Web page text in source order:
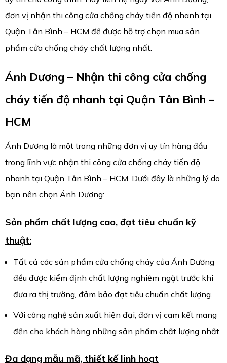
đơn vị nhận thi công cửa chống cháy tiến độ nhanh tại
Quận Tân Bình – HCM để được hỗ trợ chọn mua sản
phẩm cửa chống cháy chất lượng nhất.
Ánh Dương – Nhận thi công cửa chống
cháy tiến độ nhanh tại Quận Tân Bình –
HCM
Ánh Dương là một trong những đơn vị uy tín hàng đầu
trong lĩnh vực nhận thi công cửa chống cháy tiến độ
nhanh tại Quận Tân Bình – HCM. Dưới đây là những lý do
bạn nên chọn Ánh Dương:
Sản phẩm chất lượng cao, đạt tiêu chuẩn kỹ
thuật:
Tất cả các sản phẩm cửa chống cháy của Ánh Dương
đều được kiểm định chất lượng nghiêm ngặt trước khi
đưa ra thị trường, đảm bảo đạt tiêu chuẩn chất lượng.
Với công nghệ sản xuất hiện đại, đơn vị cam kết mang
đến cho khách hàng những sản phẩm chất lượng nhất.
Đa dạng mẫu mã, thiết kế linh hoạt